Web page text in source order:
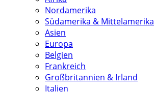
Nordamerika
Südamerika & Mittelamerika
Asien
Europa
Belgien
Frankreich
Großbritannien & Irland
Italien